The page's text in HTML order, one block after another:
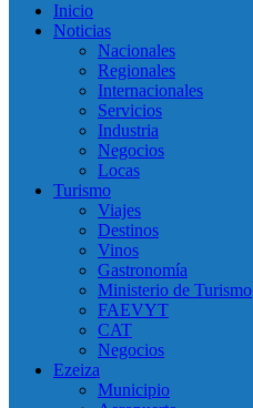
Inicio
Noticias
Nacionales
Regionales
Internacionales
Servicios
Industria
Negocios
Locas
Turismo
Viajes
Destinos
Vinos
Gastronomía
Ministerio de Turismo
FAEVYT
CAT
Negocios
Ezeiza
Municipio